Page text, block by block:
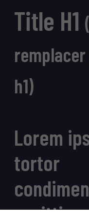
Title H1
h1)
Lorem
tortor
sagittis